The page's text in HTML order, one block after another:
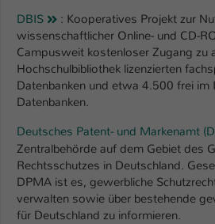
DBIS
: Kooperatives Projekt zur
wissenschaftlicher Online- und CD-
Campusweit kostenloser Zugang zu
Hochschulbibliothek lizenzierten
Datenbanken und etwa 4.500 frei im
Datenbanken.
Deutsches Patent- und Markenamt
Zentralbehörde auf dem Gebiet des
Rechtsschutzes in Deutschland.
DPMA ist es, gewerbliche
verwalten sowie über bestehende
für Deutschland zu informieren.